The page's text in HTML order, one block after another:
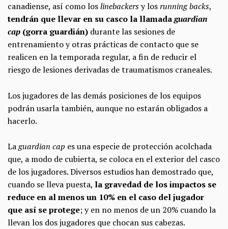
canadiense, así como loslinebackersy losrunning backs,
tendrán que llevar en su casco la llamadaguardian
cap (gorra guardián) durante las sesiones de
entrenamiento y otras prácticas de contacto que se
realicen en la temporada regular, a fin de reducir el
riesgo de lesiones derivadas de traumatismos craneales.
Los jugadores de las demás posiciones de los equipos
podrán usarla también, aunque no estarán obligados a
hacerlo.
Laguardian cap es una especie de protección acolchada
que, a modo de cubierta, se coloca en el exterior del casco
de los jugadores. Diversos estudios han demostrado que,
cuando se lleva puesta, la gravedad de los impactos se
reduce en al menos un 10% en el caso del jugador
que así se protege; y en no menos de un 20% cuando la
llevan los dos jugadores que chocan sus cabezas.